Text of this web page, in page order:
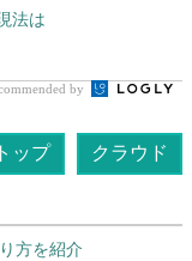
法は
by
ップ クラウド
方を紹介